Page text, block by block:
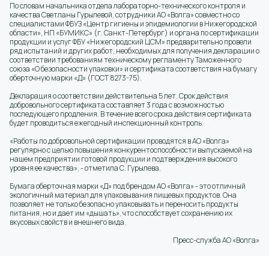
По словам начальника отдела лабораторно-технического контроля и
качества Светланы Гурылевой, сотрудники АО «Волга» совместно со
специалистами ФБУЗ «Центр гигиены и эпидемиологии в Нижегородской
области», НП «БУМИКС» (г. Санкт-Петербург) и органа по сертификации
продукции и услуг ФБУ «Нижегородский ЦСМ» предварительно провели
ряд испытаний и других работ, необходимых для получения декларации о
соответствии требованиям техническому регламенту Таможенного
союза «О безопасности упаковки» и сертификата соответствия на бумагу
оберточную марки «Д» (ГОСТ 8273-75).
Декларация о соответствии действительна 5 лет. Срок действия
добровольного сертификата составляет 3 года с возможностью
последующего продления. В течение всего срока действия сертификата
будет проводиться ежегодный инспекционный контроль.
«Работы по добровольной сертификации проводятся в АО «Волга»
регулярно с целью повышения конкурентоспособности выпускаемой на
нашем предприятии готовой продукции и подтверждения высокого
уровня ее качества», - отметила С. Гурылева.
Бумага оберточная марки «Д» под брендом АО «Волга» - это отличный
экологичный материал для упаковывания пищевых продуктов. Она
позволяет не только безопасно упаковывать и переносить продукты
питания, но и дает им «дышать», что способствует сохранению их
вкусовых свойств и внешнего вида.
Пресс-служба АО «Волга»